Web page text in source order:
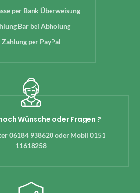
per Bank Überweisung
Bar bei Abholung
Zahlung per PayPal
Wünsche oder Fragen ?
06184 938620 oder Mobil 0151
11618258